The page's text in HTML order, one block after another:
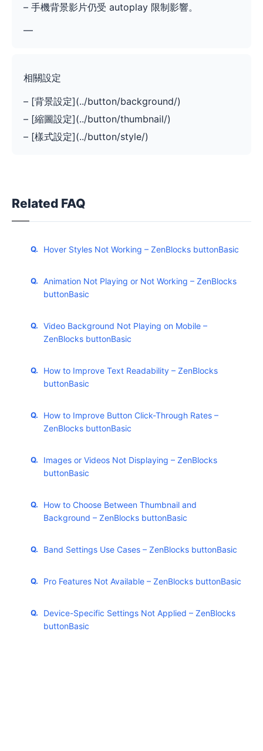
– 手機背景影片仍受 autoplay 限制影響。
—
相關設定
– [背景設定](../button/background/)
– [縮圖設定](../button/thumbnail/)
– [樣式設定](../button/style/)
Related FAQ
Hover Styles Not Working – ZenBlocks buttonBasic
Animation Not Playing or Not Working – ZenBlocks
buttonBasic
Video Background Not Playing on Mobile –
ZenBlocks buttonBasic
How to Improve Text Readability – ZenBlocks
buttonBasic
How to Improve Button Click-Through Rates –
ZenBlocks buttonBasic
Images or Videos Not Displaying – ZenBlocks
buttonBasic
How to Choose Between Thumbnail and
Background – ZenBlocks buttonBasic
Band Settings Use Cases – ZenBlocks buttonBasic
Pro Features Not Available – ZenBlocks buttonBasic
Device-Specific Settings Not Applied – ZenBlocks
buttonBasic